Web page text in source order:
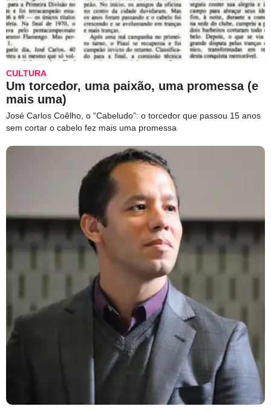
CULTURA
Um torcedor, uma paixão, uma promessa (e
mais uma)
José Carlos Coêlho, o “Cabeludo”: o torcedor que passou 15 anos
sem cortar o cabelo fez mais uma promessa